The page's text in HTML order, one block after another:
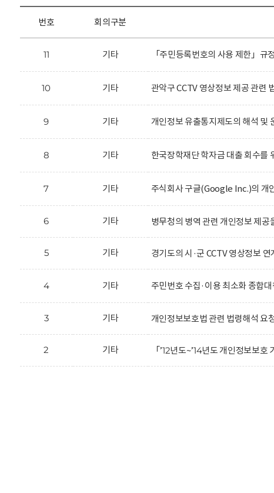
번호 회의구분
11 기타 「주민등록번호의 사용 제한」규
10 기타 관악구 CCTV 영상정보 제공 관련
9 기타 개인정보 유출통지제도의 해석 및
8 기타 한국장학재단 학자금 대출 회수를
7 기타 주식회사 구글(Google Inc.)의 개
6 기타 병무청의 병역 관련 개인정보 제공
5 기타 경기도의 시·군 CCTV 영상정보 연
4 기타 주민번호 수집·이용 최소화 종합대
3 기타 개인정보보호법 관련 법령해석 요
2 기타 「’12년도~’14년도 개인정보보호